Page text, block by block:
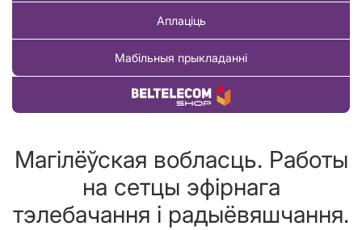
Аплаціць
Мабільныя прыкладанні
Купіць тавар
Магілёўская вобласць. Работы
на сетцы эфірнага
тэлебачання і радыёвяшчання.